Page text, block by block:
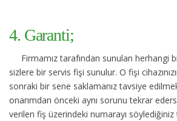
4. Garanti;
Firmamız tarafından sunulan herhangi
sizlere bir servis fişi sunulur. O fişi
sonraki bir sene saklamanız tavsiye
onarımdan önceki aynı sorunu tekrar
verilen fiş üzerindeki numarayı söylediğiniz